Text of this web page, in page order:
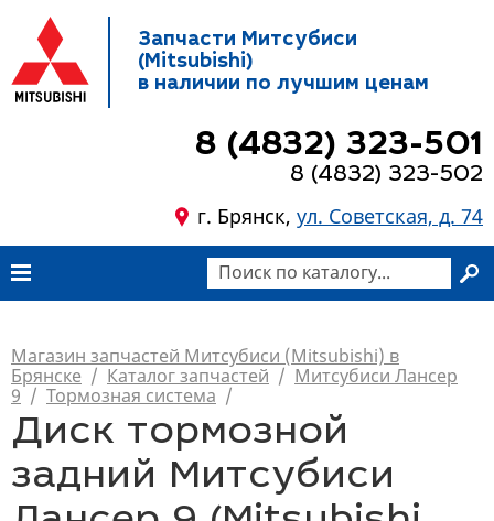
Запчасти Митсубиси
(Mitsubishi)
в наличии по лучшим ценам
8 (4832) 323-501
8 (4832) 323-502
г. Брянск, ул. Советская, д. 74
Магазин запчастей Митсубиси (Mitsubishi) в
Брянске / Каталог запчастей / Митсубиси Лансер
9 / Тормозная система /
Диск тормозной
задний Митсубиси